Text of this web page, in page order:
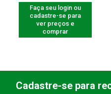
Faça seu login ou
cadastre-se para
ver preços e
comprar
Cadastre-se para